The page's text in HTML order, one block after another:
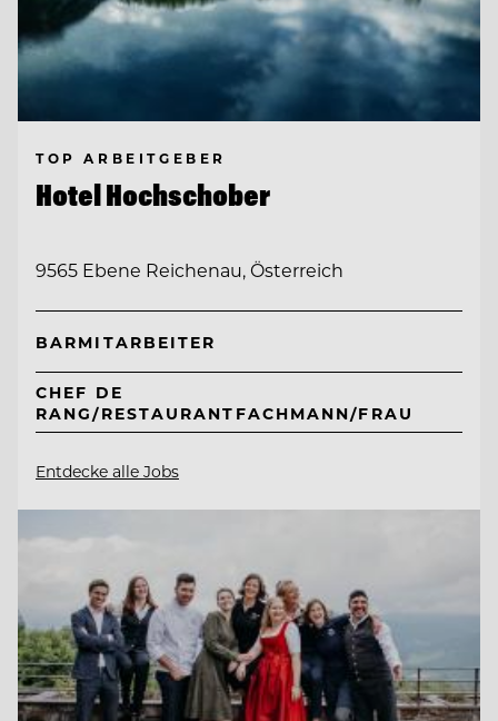
TOP ARBEITGEBER
Hotel Hochschober
9565 Ebene Reichenau, Österreich
BARMITARBEITER
CHEF DE
RANG/RESTAURANTFACHMANN/FRAU
Entdecke alle Jobs